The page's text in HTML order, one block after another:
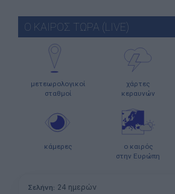
Ο ΚΑΙΡΟΣ ΤΩΡΑ (LIVE)
μετεωρολογικοί
σταθμοί
χάρτες
κεραυνών
κάμερες
ο καιρός
στην Ευρώπη
Σελήνη: 24 ημερών